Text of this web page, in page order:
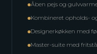
Åben pejs og
Kombineret opholds-
Designerkøkken med
Master-suite med